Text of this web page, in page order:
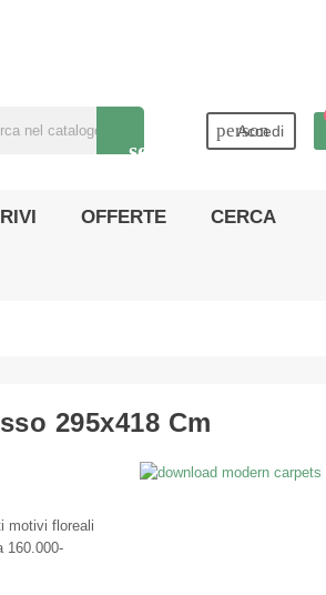
search
person
Accedi
OFFERTE CERCA
295x418 Cm
motivi floreali
160.000-